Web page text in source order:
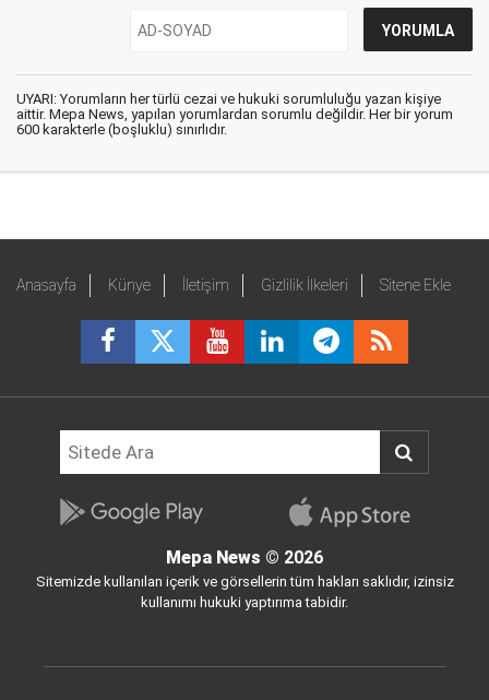
UYARI: Yorumların her türlü cezai ve hukuki sorumluluğu yazan kişiye
aittir. Mepa News, yapılan yorumlardan sorumlu değildir. Her bir yorum
600 karakterle (boşluklu) sınırlıdır.
Anasayfa Künye İletişim Gizlilik İlkeleri Sitene Ekle
Mepa News © 2026
Sitemizde kullanılan içerik ve görsellerin tüm hakları saklıdır, izinsiz
kullanımı hukuki yaptırıma tabidir.